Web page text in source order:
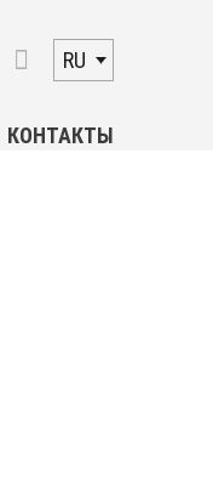
RU
КОНТАКТЫ